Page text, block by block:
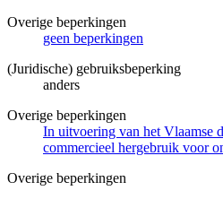
Overige beperkingen
geen beperkingen
(Juridische) gebruiksbeperking
anders
Overige beperkingen
In uitvoering van het Vlaamse
commercieel hergebruik voor
Overige beperkingen